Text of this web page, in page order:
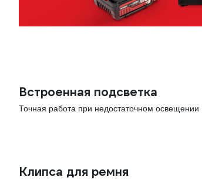
Встроенная подсветка
Точная работа при недостаточном освещении
Клипса для ремня